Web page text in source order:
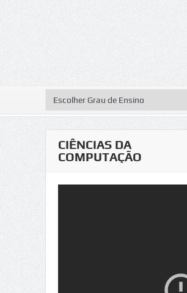
CIÊNCIAS DA
COMPUTAÇÃO